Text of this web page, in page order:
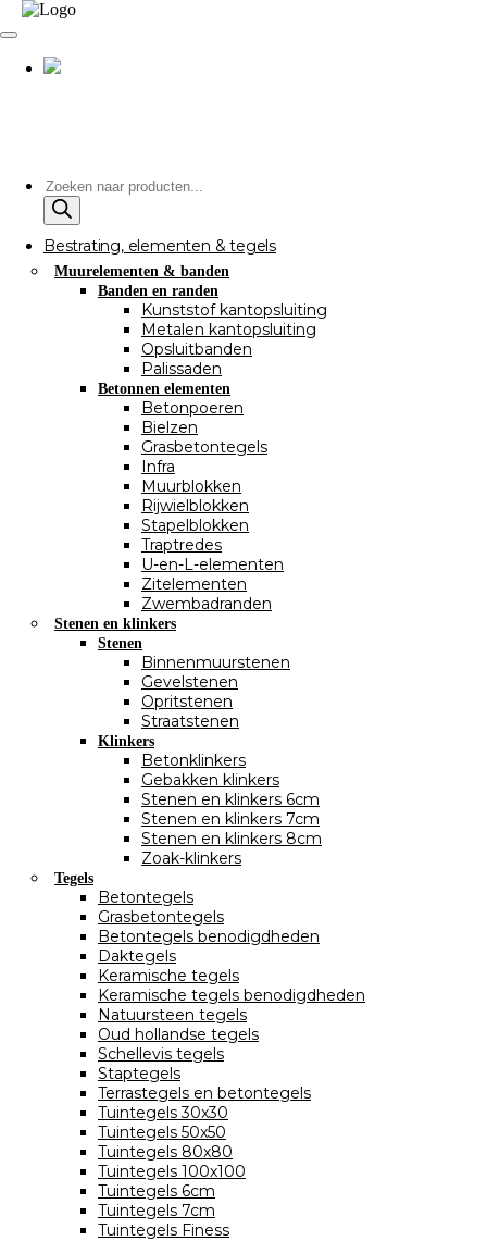
Producten
zoeken
Bestrating, elementen & tegels
Muurelementen & banden
Banden en randen
Kunststof kantopsluiting
Metalen kantopsluiting
Opsluitbanden
Palissaden
Betonnen elementen
Betonpoeren
Bielzen
Grasbetontegels
Infra
Muurblokken
Rijwielblokken
Stapelblokken
Traptredes
U-en-L-elementen
Zitelementen
Zwembadranden
Stenen en klinkers
Stenen
Binnenmuurstenen
Gevelstenen
Opritstenen
Straatstenen
Klinkers
Betonklinkers
Gebakken klinkers
Stenen en klinkers 6cm
Stenen en klinkers 7cm
Stenen en klinkers 8cm
Zoak-klinkers
Tegels
Betontegels
Grasbetontegels
Betontegels benodigdheden
Daktegels
Keramische tegels
Keramische tegels benodigdheden
Natuursteen tegels
Oud hollandse tegels
Schellevis tegels
Staptegels
Terrastegels en betontegels
Tuintegels 30x30
Tuintegels 50x50
Tuintegels 80x80
Tuintegels 100x100
Tuintegels 6cm
Tuintegels 7cm
Tuintegels Finess